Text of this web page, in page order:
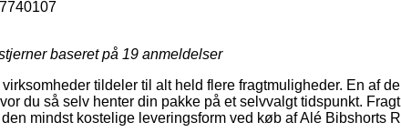
baseret på 19 anmeldelser
tildeler til alt held flere fragtmuligheder. En af
du så selv henter din pakke på et selvvalgt tidspunkt.
mindst kostelige leveringsform ved køb af Alé Bibshorts